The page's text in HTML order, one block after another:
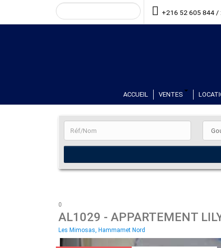
+216 52 605 844 /
ACCUEIL VENTES
0
AL1029 - APPARTEMENT
Les Mimosas, Hammamet Nord